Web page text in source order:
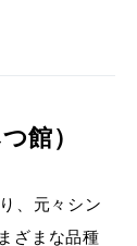
館）
、元々シン
ざまな品種